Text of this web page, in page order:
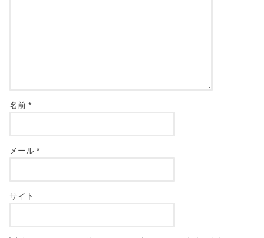
名前*
メール*
サイト